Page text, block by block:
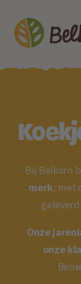
Bij Belkorn
merk: met
Onze
onze